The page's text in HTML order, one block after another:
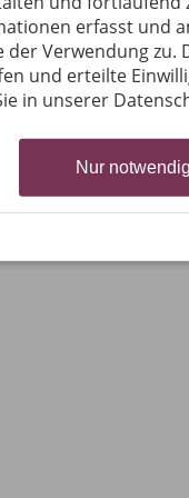
Einstellungen
erfasst und
Verwendung zu.
und erteilte
in unserer
Nur